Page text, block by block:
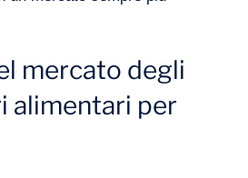
mercato degli
alimentari per